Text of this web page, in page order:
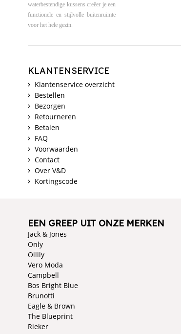
waterbestendige kussens creëer je een
functionele en stijlvolle buitenruimte
voor het hele gezin.
KLANTENSERVICE
Klantenservice overzicht
Bestellen
Bezorgen
Retourneren
Betalen
FAQ
Voorwaarden
Contact
Over V&D
Kortingscode
EEN GREEP UIT ONZE MERKEN
Jack & Jones
Only
Oilily
Vero Moda
Campbell
Bos Bright Blue
Brunotti
Eagle & Brown
The Blueprint
Rieker